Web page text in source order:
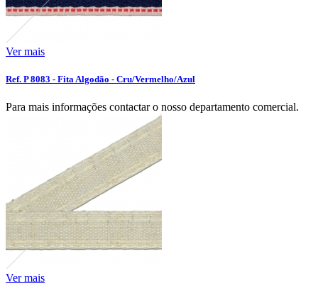
Ver mais
Ref. P 8083 - Fita Algodão - Cru/Vermelho/Azul
Para mais informações contactar o nosso departamento comercial.
Ver mais